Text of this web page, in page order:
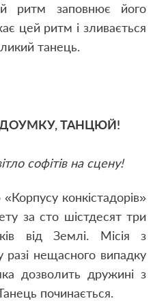
ритм заповнює його
цей ритм і зливається
танець.
ТАНЦЮЙ!
софітів на сцену!
конкістадорів»
за сто шістдесят три
від Землі. Місія з
нещасного випадку
дозволить дружині з
починається.